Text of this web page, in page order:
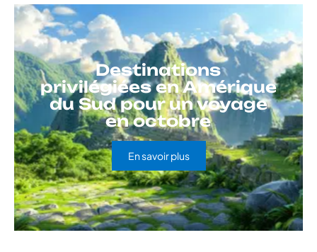
Destinations
privilégiées en Amérique
du Sud pour un voyage
en octobre
En savoir plus